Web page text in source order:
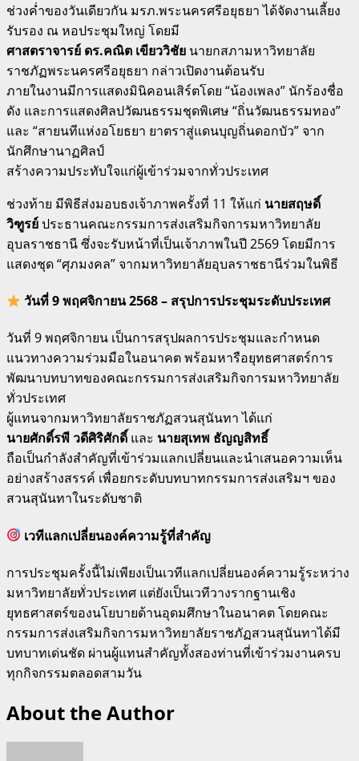
ช่วงค่ำของวันเดียวกัน มรภ.พระนครศรีอยุธยา ได้จัดงานเลี้ยง
รับรอง ณ หอประชุมใหญ่ โดยมี
ศาสตราจารย์ ดร.คณิต เขียววิชัย นายกสภามหาวิทยาลัย
ราชภัฏพระนครศรีอยุธยา กล่าวเปิดงานต้อนรับ
ภายในงานมีการแสดงมินิคอนเสิร์ตโดย “น้องเพลง” นักร้องชื่อ
ดัง และการแสดงศิลปวัฒนธรรมชุดพิเศษ “ถิ่นวัฒนธรรมทอง”
และ “สายนทีแห่งอโยธยา ยาตราสู่แดนบุญถิ่นดอกบัว” จาก
นักศึกษานาฏศิลป์
สร้างความประทับใจแก่ผู้เข้าร่วมจากทั่วประเทศ
ช่วงท้าย มีพิธีส่งมอบธงเจ้าภาพครั้งที่ 11 ให้แก่ นายสฤษดิ์
วิฑูรย์ประธานคณะกรรมการส่งเสริมกิจการมหาวิทยาลัย
อุบลราชธานี ซึ่งจะรับหน้าที่เป็นเจ้าภาพในปี 2569 โดยมีการ
แสดงชุด “ศุภมงคล” จากมหาวิทยาลัยอุบลราชธานีร่วมในพิธี
วันที่ 9 พฤศจิกายน 2568 – สรุปการประชุมระดับประเทศ
วันที่ 9 พฤศจิกายน เป็นการสรุปผลการประชุมและกำหนด
แนวทางความร่วมมือในอนาคต พร้อมหารือยุทธศาสตร์การ
พัฒนาบทบาทของคณะกรรมการส่งเสริมกิจการมหาวิทยาลัย
ทั่วประเทศ
ผู้แทนจากมหาวิทยาลัยราชภัฏสวนสุนันทา ได้แก่
นายศักดิ์รพี วดีศิริศักดิ์ และ นายสุเทพ ธัญญสิทธิ์
ถือเป็นกำลังสำคัญที่เข้าร่วมแลกเปลี่ยนและนำเสนอความเห็น
อย่างสร้างสรรค์ เพื่อยกระดับบทบาทกรรมการส่งเสริมฯ ของ
สวนสุนันทาในระดับชาติ
เวทีแลกเปลี่ยนองค์ความรู้ที่สำคัญ
การประชุมครั้งนี้ไม่เพียงเป็นเวทีแลกเปลี่ยนองค์ความรู้ระหว่าง
มหาวิทยาลัยทั่วประเทศ แต่ยังเป็นเวทีวางรากฐานเชิง
ยุทธศาสตร์ของนโยบายด้านอุดมศึกษาในอนาคต โดยคณะ
กรรมการส่งเสริมกิจการมหาวิทยาลัยราชภัฏสวนสุนันทาได้มี
บทบาทเด่นชัด ผ่านผู้แทนสำคัญทั้งสองท่านที่เข้าร่วมงานครบ
ทุกกิจกรรมตลอดสามวัน
About the Author